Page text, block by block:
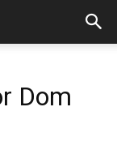
Dom